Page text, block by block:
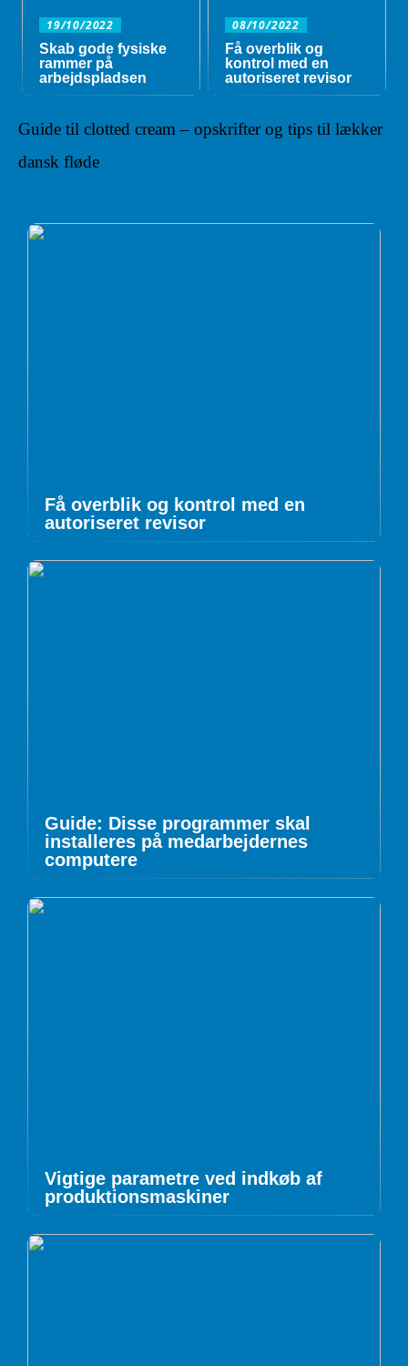
19/10/2022
Skab gode fysiske
rammer på
arbejdspladsen
08/10/2022
Få overblik og
kontrol med en
autoriseret revisor
Guide til clotted cream – opskrifter og tips til lækker
dansk fløde
Få overblik og kontrol med en
autoriseret revisor
Guide: Disse programmer skal
installeres på medarbejdernes
computere
Vigtige parametre ved indkøb af
produktionsmaskiner